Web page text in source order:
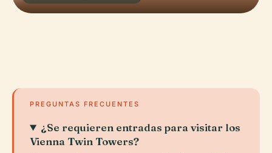
PREGUNTAS FRECUENTES
¿Se requieren entradas para visitar los
Vienna Twin Towers?